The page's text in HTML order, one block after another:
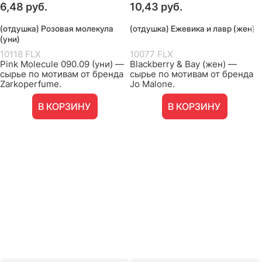
6,48 руб.
(отдушка) Розовая молекула
(уни)
10118 FLX
Pink Molecule 090.09 (уни) —
сырье по мотивам от бренда
Zarkoperfume.
В КОРЗИНУ
10,43 руб.
(отдушка) Ежевика и лавр (жен)
10077 FLX
Blackberry & Bay (жен) —
сырье по мотивам от бренда
Jo Malone.
В КОРЗИНУ